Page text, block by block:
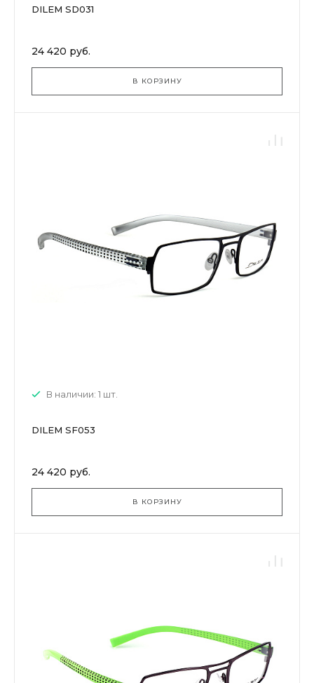
DILEM SD031
24 420 руб.
В КОРЗИНУ
В наличии: 1 шт.
DILEM SF053
24 420 руб.
В КОРЗИНУ